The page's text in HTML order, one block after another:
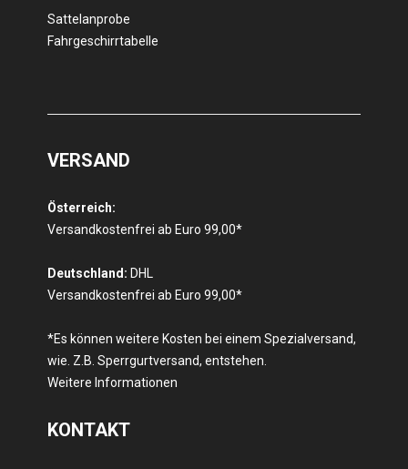
Sattelanprobe
Fahrgeschirrtabelle
VERSAND
Österreich:
Versandkostenfrei ab Euro 99,00*
Deutschland: DHL
Versandkostenfrei ab Euro 99,00*
*Es können weitere Kosten bei einem Spezialversand,
wie. Z.B. Sperrgurtversand, entstehen.
Weitere Informationen
KONTAKT